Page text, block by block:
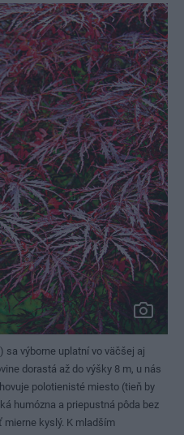
sa výborne uplatní vo väčšej aj
dorastá až do výšky 8 m, u nás
polotienisté miesto (tieň by
humózna a priepustná pôda bez
mierne kyslý. K mladším